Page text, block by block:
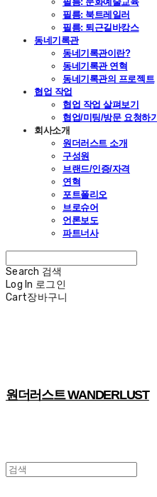
필름: 북트레일러
필름: 퇴근길바캉스
동네기록관
동네기록관이란?
동네기록관 연혁
동네기록관의 프로젝트
협업 작업
협업 작업 살펴보기
협업/미팅/방문 요청하기
회사소개
원더러스트 소개
구성원
브랜드/인증/자격
연혁
포트폴리오
브로슈어
언론보도
파트너사
Search 검색
Log In 로그인
Cart장바구니
원더러스트 WANDERLUST